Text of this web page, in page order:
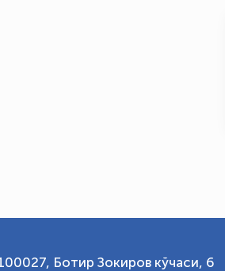
Ботир Зокиров кўчаси, 6